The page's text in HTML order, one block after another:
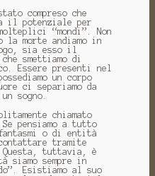
compreso che
il potenziale per
“mondi”.
Non
morte andiamo in
sia esso il
smettiamo di
Essere presenti nel
un corpo
ci separiamo da
sogno.
chiamato
Se pensiamo a tutto
o di entità
tramite
Questa, tuttavia, è
siamo sempre in
Esistiamo al suo